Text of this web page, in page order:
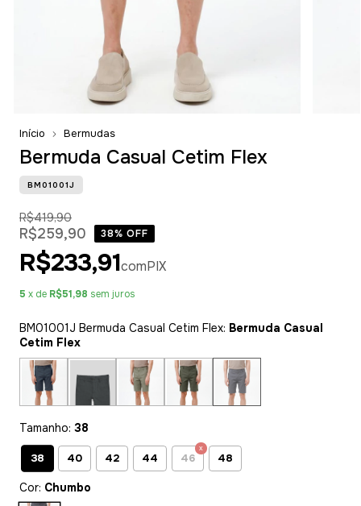
Início Bermudas
Bermuda Casual Cetim Flex
BM01001J
R$419,90
R$259,90 38% OFF
R$233,91comPIX
5 x de R$51,98 sem juros
BM01001J Bermuda Casual Cetim Flex: Bermuda Casual
Cetim Flex
Tamanho: 38
38 40 42 44 46 48
Cor: Chumbo